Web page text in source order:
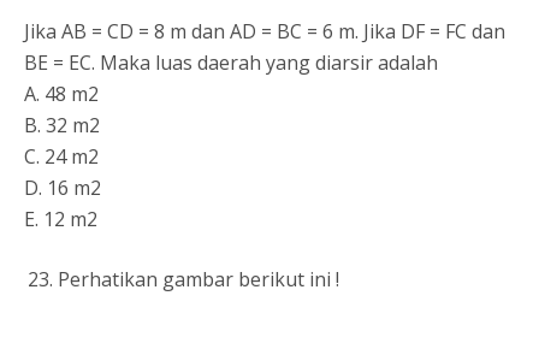
Jika AB = CD = 8 m dan AD = BC = 6 m. Jika DF = FC dan
BE = EC. Maka luas daerah yang diarsir adalah
A. 48 m2
B. 32 m2
C. 24 m2
D. 16 m2
E. 12 m2
Perhatikan gambar berikut ini !